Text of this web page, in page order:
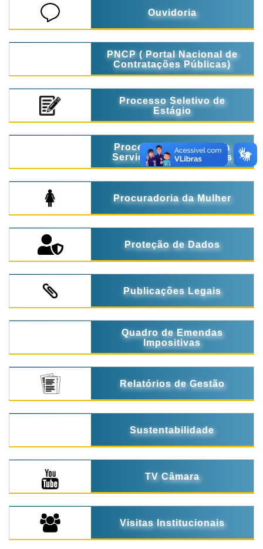
Ouvidoria
PNCP ( Portal Nacional de
Contratações Públicas)
Processo Seletivo de
Estágio
Processo Seletivo para
Servidores Temporários
Procuradoria da Mulher
Proteção de Dados
Publicações Legais
Quadro de Emendas
Impositivas
Relatórios de Gestão
Sustentabilidade
TV Câmara
Visitas Institucionais